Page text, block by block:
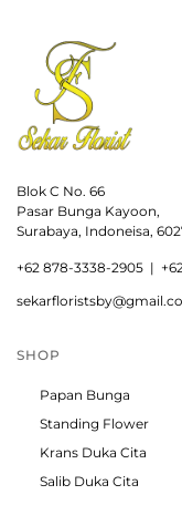
Blok C No. 66
Pasar Bunga Kayoon,
Surabaya, Indoneisa,
+62 878-3338-2905 |
SHOP
Papan Bunga
Standing Flower
Krans Duka Cita
Salib Duka Cita